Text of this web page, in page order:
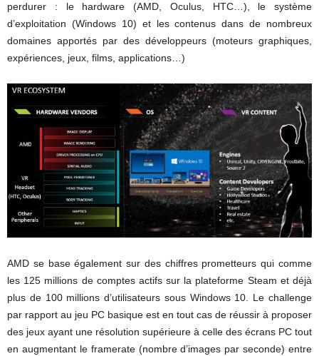
perdurer : le hardware (AMD, Oculus, HTC…), le système
d’exploitation (Windows 10) et les contenus dans de nombreux
domaines apportés par des développeurs (moteurs graphiques,
expériences, jeux, films, applications…)
AMD se base également sur des chiffres prometteurs qui comme
les 125 millions de comptes actifs sur la plateforme Steam et déjà
plus de 100 millions d’utilisateurs sous Windows 10. Le challenge
par rapport au jeu PC basique est en tout cas de réussir à proposer
des jeux ayant une résolution supérieure à celle des écrans PC tout
en augmentant le framerate (nombre d’images par seconde) entre